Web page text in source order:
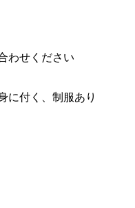
わせください
に付く、制服あり